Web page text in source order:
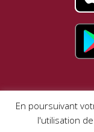
MENTIONS
En poursuivant
l'utilisation